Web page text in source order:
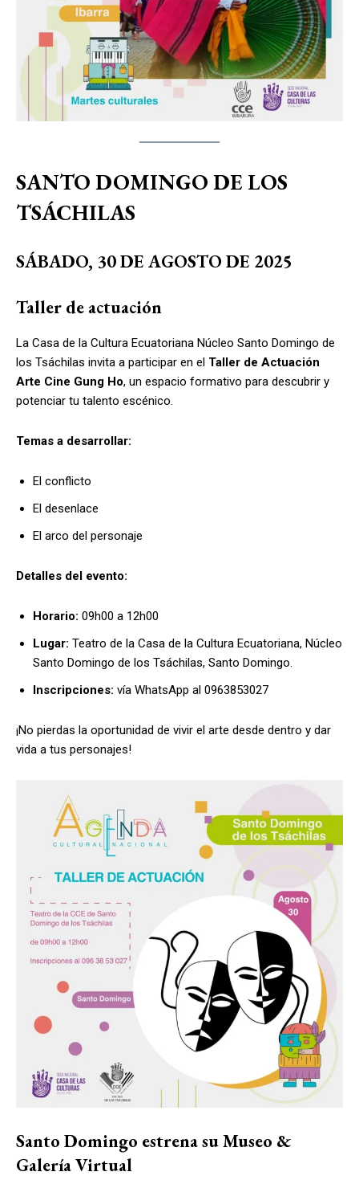
SANTO DOMINGO DE LOS
TSÁCHILAS
SÁBADO, 30 DE AGOSTO DE 2025
Taller de actuación
La Casa de la Cultura Ecuatoriana Núcleo Santo Domingo de
los Tsáchilas invita a participar en el Taller de Actuación
Arte Cine Gung Ho, un espacio formativo para descubrir y
potenciar tu talento escénico.
Temas a desarrollar:
El conflicto
El desenlace
El arco del personaje
Detalles del evento:
Horario: 09h00 a 12h00
Lugar: Teatro de la Casa de la Cultura Ecuatoriana, Núcleo
Santo Domingo de los Tsáchilas, Santo Domingo.
Inscripciones: vía WhatsApp al 0963853027
¡No pierdas la oportunidad de vivir el arte desde dentro y dar
vida a tus personajes!
Santo Domingo estrena su Museo &
Galería Virtual